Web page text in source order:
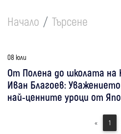
Начало Търсене
08 юли
От Полена до школата на
Иван Благоев:
най-ценните уроци от
« 1